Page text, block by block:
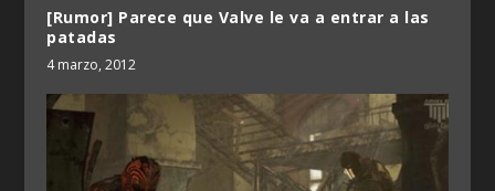
[Rumor] Parece que Valve le va a entrar a las
patadas
4 marzo, 2012